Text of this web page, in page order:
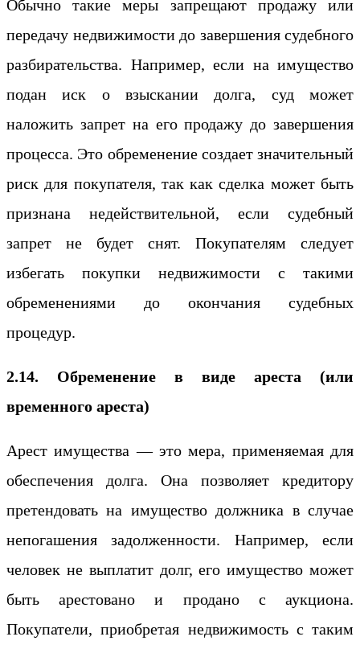
Обычно такие меры запрещают продажу или
передачу недвижимости до завершения судебного
разбирательства. Например, если на имущество
подан иск о взыскании долга, суд может
наложить запрет на его продажу до завершения
процесса. Это обременение создает значительный
риск для покупателя, так как сделка может быть
признана недействительной, если судебный
запрет не будет снят. Покупателям следует
избегать покупки недвижимости с такими
обременениями до окончания судебных
процедур.
2.14. Обременение в виде ареста (или
временного ареста)
Арест имущества — это мера, применяемая для
обеспечения долга. Она позволяет кредитору
претендовать на имущество должника в случае
непогашения задолженности. Например, если
человек не выплатит долг, его имущество может
быть арестовано и продано с аукциона.
Покупатели, приобретая недвижимость с таким